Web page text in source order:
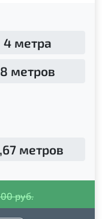
4 метра
8 метров
метров
руб.